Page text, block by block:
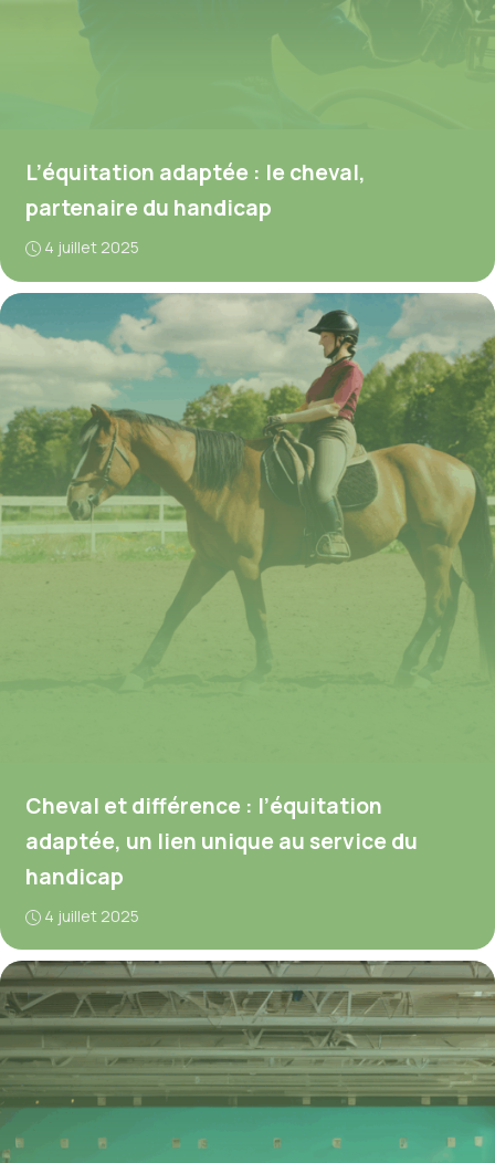
L’équitation adaptée : le cheval,
partenaire du handicap
4 juillet 2025
Cheval et différence : l’équitation
adaptée, un lien unique au service du
handicap
4 juillet 2025